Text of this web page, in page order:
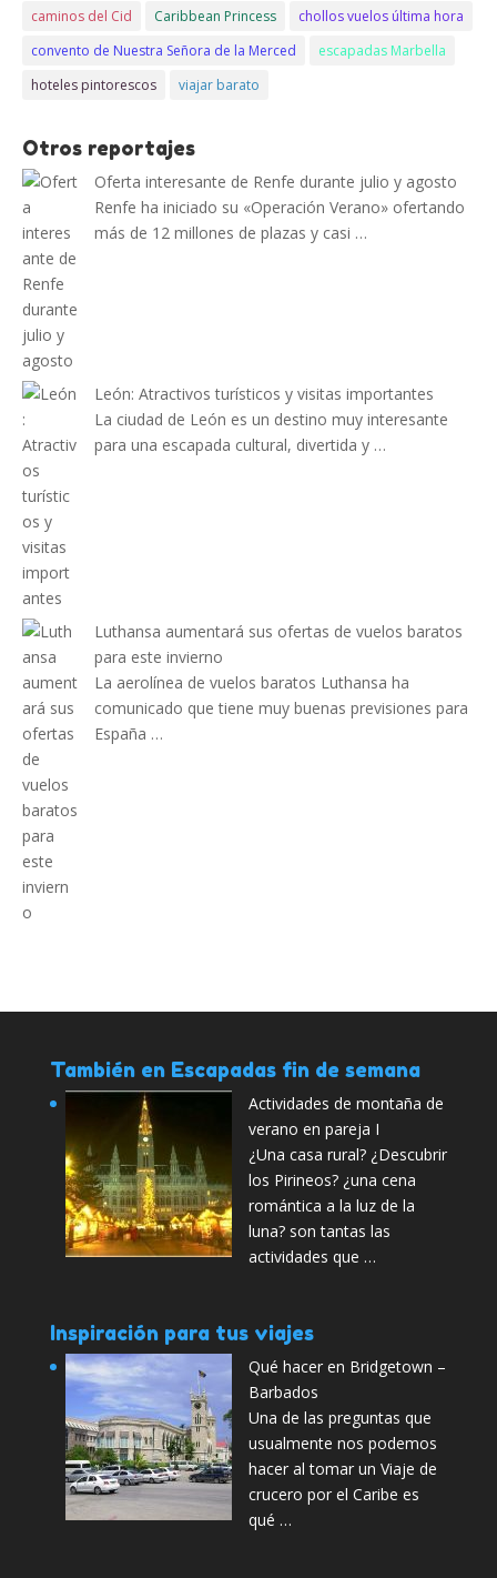
caminos del Cid Caribbean Princess
chollos vuelos última hora
convento de Nuestra Señora de la Merced
escapadas Marbella
hoteles pintorescos
viajar barato
Otros reportajes
Oferta interesante de Renfe durante julio y agosto
Renfe ha iniciado su «Operación Verano» ofertando
más de 12 millones de plazas y casi …
León: Atractivos turísticos y visitas importantes
La ciudad de León es un destino muy interesante
para una escapada cultural, divertida y …
Luthansa aumentará sus ofertas de vuelos baratos
para este invierno
La aerolínea de vuelos baratos Luthansa ha
comunicado que tiene muy buenas previsiones para
España …
También en Escapadas fin de semana
Actividades de montaña de
verano en pareja I
¿Una casa rural? ¿Descubrir
los Pirineos? ¿una cena
romántica a la luz de la
luna? son tantas las
actividades que …
Inspiración para tus viajes
Qué hacer en Bridgetown –
Barbados
Una de las preguntas que
usualmente nos podemos
hacer al tomar un Viaje de
crucero por el Caribe es
qué …